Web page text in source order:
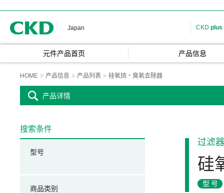
Japan CKD plus
元件产品首页 产品信息
HOME 产品信息 产品列表 硅氧烷・臭氧去除器
产品详情
过滤器
硅
型号
搜索条件
型号
商品类别